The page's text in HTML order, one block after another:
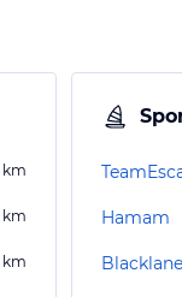
km
km
km
Hamam